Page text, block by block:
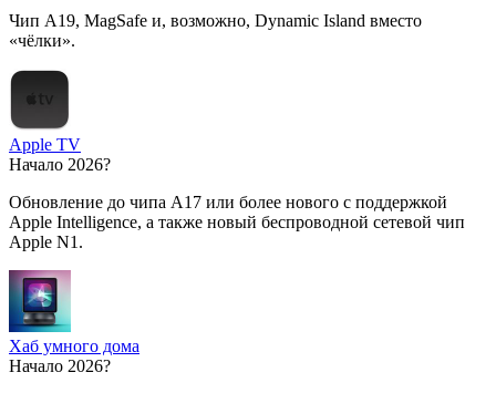
Чип A19, MagSafe и, возможно, Dynamic Island вместо
«чёлки».
Apple TV
Начало 2026?
Обновление до чипа A17 или более нового с поддержкой
Apple Intelligence, а также новый беспроводной сетевой чип
Apple N1.
Хаб умного дома
Начало 2026?